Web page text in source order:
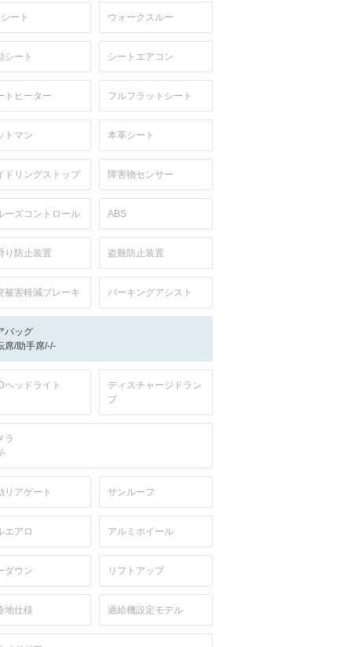
ート ウォークスルー
シート シートエアコン
トヒーター フルフラットシート
トマン 本革シート
ドリングストップ 障害物センサー
ーズコントロール ABS
り防止装置 盗難防止装置
被害軽減ブレーキ パーキングアシスト
バッグ
席/助手席/-/-
ヘッドライト
ディスチャージドラン
プ
ラ
リアゲート サンルーフ
エアロ アルミホイール
ダウン リフトアップ
地仕様 過給機設定モデル